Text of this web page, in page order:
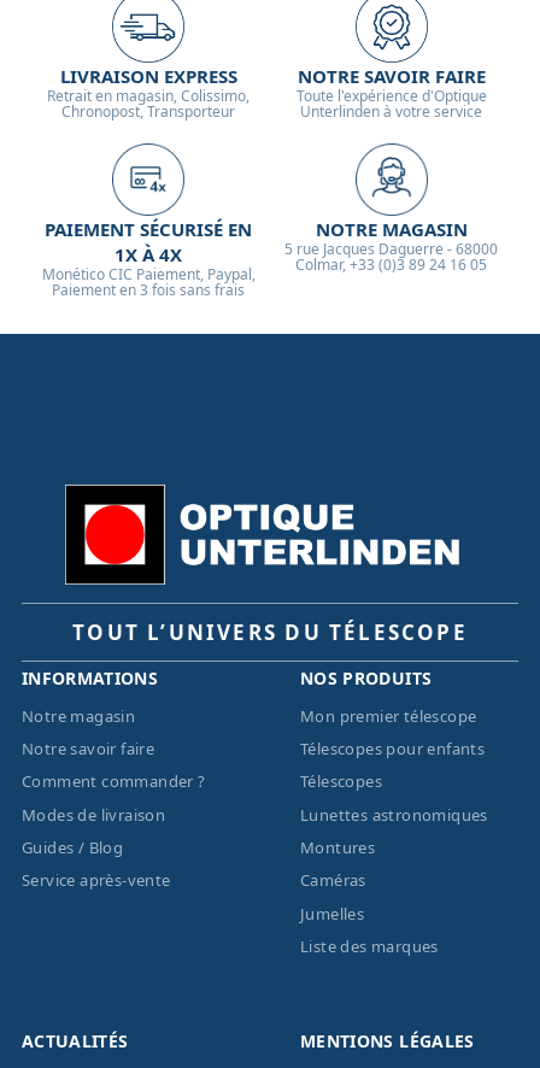
LIVRAISON EXPRESS
Retrait en magasin, Colissimo,
Chronopost, Transporteur
NOTRE SAVOIR FAIRE
Toute l'expérience d'Optique
Unterlinden à votre service
PAIEMENT SÉCURISÉ EN
1X À 4X
Monético CIC Paiement, Paypal,
Paiement en 3 fois sans frais
NOTRE MAGASIN
5 rue Jacques Daguerre - 68000
Colmar, +33 (0)3 89 24 16 05
TOUT L’UNIVERS DU TÉLESCOPE
INFORMATIONS
Notre magasin
Notre savoir faire
Comment commander ?
Modes de livraison
Guides / Blog
Service après-vente
NOS PRODUITS
Mon premier télescope
Télescopes pour enfants
Télescopes
Lunettes astronomiques
Montures
Caméras
Jumelles
Liste des marques
ACTUALITÉS MENTIONS LÉGALES